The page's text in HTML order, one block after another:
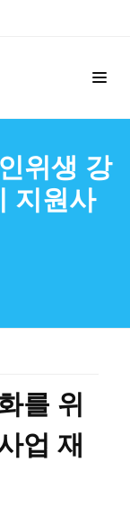
위생 강
지원사
를 위
업 재